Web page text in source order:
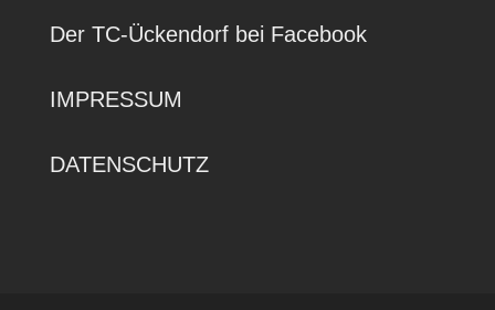
Der TC-Ückendorf bei Facebook
IMPRESSUM
DATENSCHUTZ